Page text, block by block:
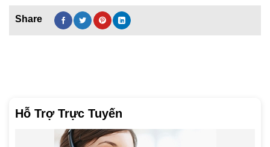
Hỗ Trợ Trực Tuyến